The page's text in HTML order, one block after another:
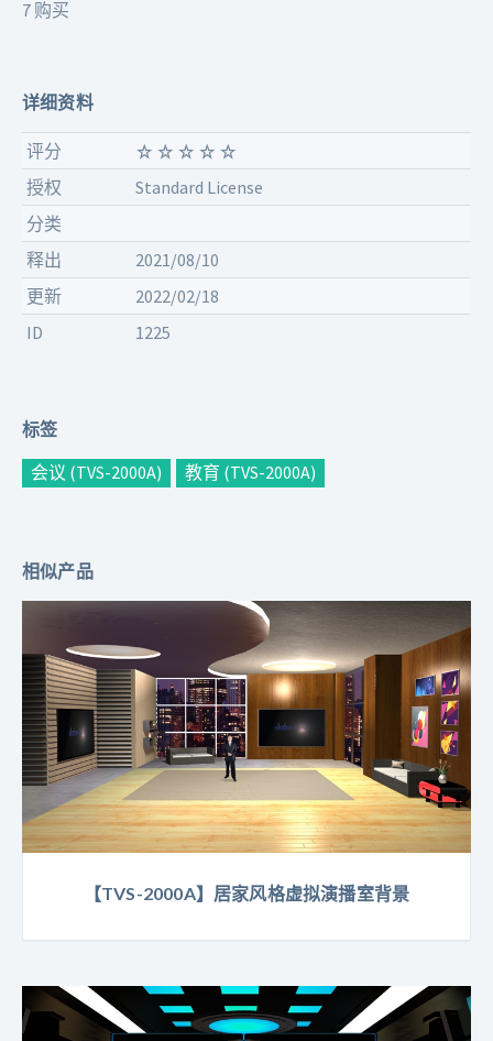
7 购买
详细资料
评分
授权
Standard License
分类
释出
2021/08/10
更新
2022/02/18
ID
1225
标签
会议 (TVS-2000A) 教育 (TVS-2000A)
相似产品
【TVS-2000A】居家风格虚拟演播室背景